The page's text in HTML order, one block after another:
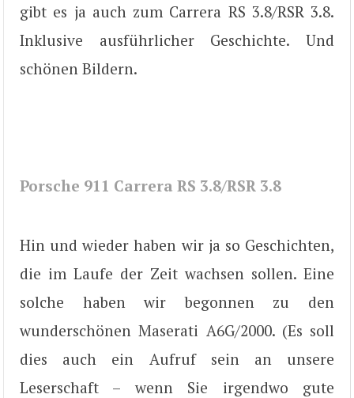
gibt es ja auch zum Carrera RS 3.8/RSR 3.8.
Inklusive ausführlicher Geschichte. Und
schönen Bildern.
Porsche 911 Carrera RS 3.8/RSR 3.8
Hin und wieder haben wir ja so Geschichten,
die im Laufe der Zeit wachsen sollen. Eine
solche haben wir begonnen zu den
wunderschönen Maserati A6G/2000. (Es soll
dies auch ein Aufruf sein an unsere
Leserschaft – wenn Sie irgendwo gute